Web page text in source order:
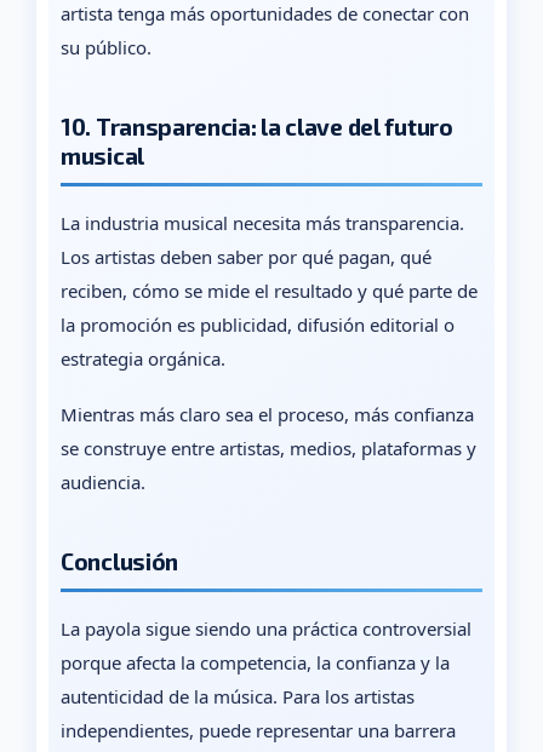
artista tenga más oportunidades de conectar con
su público.
10. Transparencia: la clave del futuro
musical
La industria musical necesita más transparencia.
Los artistas deben saber por qué pagan, qué
reciben, cómo se mide el resultado y qué parte de
la promoción es publicidad, difusión editorial o
estrategia orgánica.
Mientras más claro sea el proceso, más confianza
se construye entre artistas, medios, plataformas y
audiencia.
Conclusión
La payola sigue siendo una práctica controversial
porque afecta la competencia, la confianza y la
autenticidad de la música. Para los artistas
independientes, puede representar una barrera